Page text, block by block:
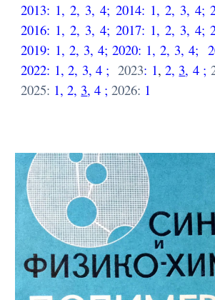
2013: 1,2, 3,4; 2014: 1, 2, 3, 4;
2016: 1,2, 3,4; 2017: 1, 2, 3, 4;
2019: 1, 2, 3, 4; 2020: 1, 2, 3,4;
2022: 1,2, 3,4 ;2023: 1,2, 3, 4;
2025: 1,2, 3,4 ;2026: 1